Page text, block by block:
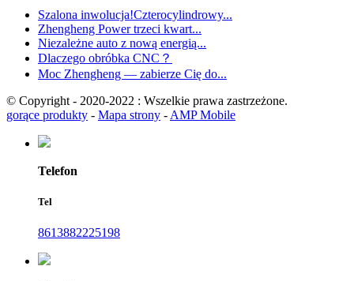
Szalona inwolucja!Czterocylindrowy...
Zhengheng Power trzeci kwart...
Niezależne auto z nową energią...
Dlaczego obróbka CNC？
Moc Zhengheng — zabierze Cię do...
© Copyright - 2020-2022 : Wszelkie prawa zastrzeżone.
gorące produkty - Mapa strony - AMP Mobile
Telefon
Tel
8613882225198